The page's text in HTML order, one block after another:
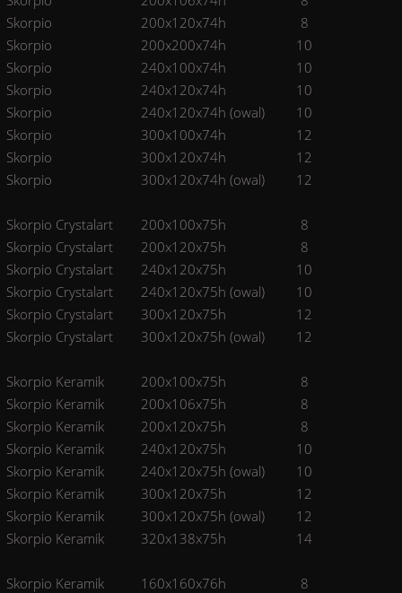
Skorpio
200x120x74h
8
Skorpio
200x200x74h
10
Skorpio
240x100x74h
10
Skorpio
240x120x74h
10
Skorpio
240x120x74h (owal)
10
Skorpio
300x100x74h
12
Skorpio
300x120x74h
12
Skorpio
300x120x74h (owal) 12
Skorpio Crystalart 200x100x75h
8
Skorpio Crystalart
200x120x75h
8
Skorpio Crystalart
240x120x75h
10
Skorpio Crystalart
240x120x75h (owal)
10
Skorpio Crystalart
300x120x75h
12
Skorpio Crystalart
300x120x75h (owal) 12
Skorpio Keramik 200x100x75h
8
Skorpio Keramik
200x106x75h
8
Skorpio Keramik
200x120x75h
8
Skorpio Keramik
240x120x75h
10
Skorpio Keramik
240x120x75h (owal)
10
Skorpio Keramik
300x120x75h
12
Skorpio Keramik
300x120x75h (owal)
12
Skorpio Keramik
320x138x75h 14
Skorpio Keramik
160x160x76h 8